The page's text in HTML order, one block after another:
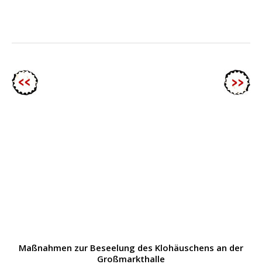
Maßnahmen zur Beseelung des Klohäuschens an der
Großmarkthalle